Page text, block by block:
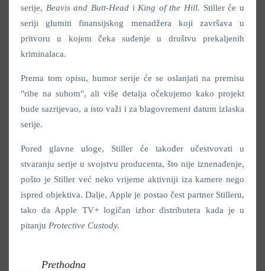
serije, Beavis and Butt-Head i King of the Hill. Stiller će u
seriji glumiti finansijskog menadžera koji završava u
pritvoru u kojem čeka suđenje u društvu prekaljenih
kriminalaca.
Prema tom opisu, humor serije će se oslanjati na premisu
"ribe na suhom", ali više detalja očekujemo kako projekt
bude sazrijevao, a isto važi i za blagovremeni datum izlaska
serije.
Pored glavne uloge, Stiller će također učestvovati u
stvaranju serije u svojstvu producenta, što nije iznenađenje,
pošto je Stiller već neko vrijeme aktivniji iza kamere nego
ispred objektiva. Dalje, Apple je postao čest partner Stilleru,
tako da Apple TV+ logičan izbor distributera kada je u
pitanju Protective Custody.
Prethodna